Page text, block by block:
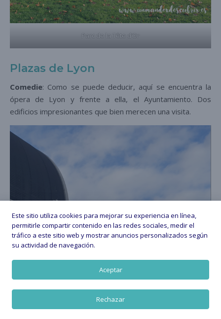
Parc de la Tête d’Or
Plazas de Lyon
Comedie: Como se puede deducir, aquí se encuentra la
ópera de Lyon y frente a ella, el Ayuntamiento. Dos
edificios impresionantes que bien merecen una visita.
Este sitio utiliza cookies para mejorar su experiencia en línea,
permitirle compartir contenido en las redes sociales, medir el
tráfico a este sitio web y mostrar anuncios personalizados según
su actividad de navegación.
Aceptar
Rechazar